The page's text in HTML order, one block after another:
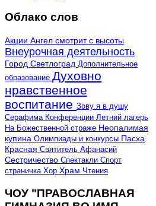
Облако слов
Акции Ангел смотрит с высоты
Внеурочная деятельность
Город Светлоград Дополнительное
образование Духовно
нравственное
воспитание Зову я в душу
Серафима Конференции Летний лагерь
На Божественной страже Неопалимая
купина Олимпиады и конкурсы Пасха
Красная Святитель Афанасий
Сестричество Спектакли Спорт
страничка Хор Храм Чтения
ЧОУ "ПРАВОСЛАВНАЯ